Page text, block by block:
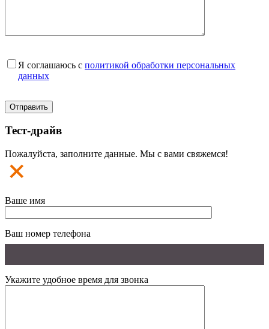
Я соглашаюсь с политикой обработки персональных
данных
Тест-драйв
Пожалуйста, заполните данные. Мы с вами свяжемся!
Ваше имя
Ваш номер телефона
Укажите удобное время для звонка